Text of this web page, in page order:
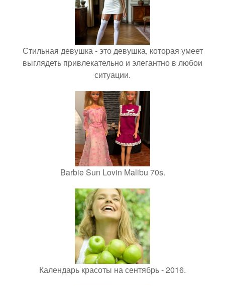
Стильная девушка - это девушка, которая умеет
выглядеть привлекательно и элегантно в любои
ситуации.
Barbie Sun Lovin Malibu 70s.
Календарь красоты на сентябрь - 2016.